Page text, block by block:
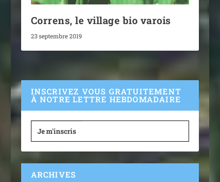
Correns, le village bio varois
23 septembre 2019
INSCRIVEZ VOUS GRATUITEMENT
À NOTRE LETTRE HEBDOMADAIRE
Je m'inscris
ARCHIVES